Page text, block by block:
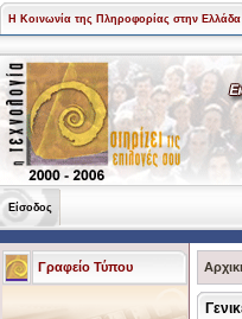
Η Κοινωνία της Πληροφορίας στην Ελλάδα
Είσοδος
Γραφείο Τύπου